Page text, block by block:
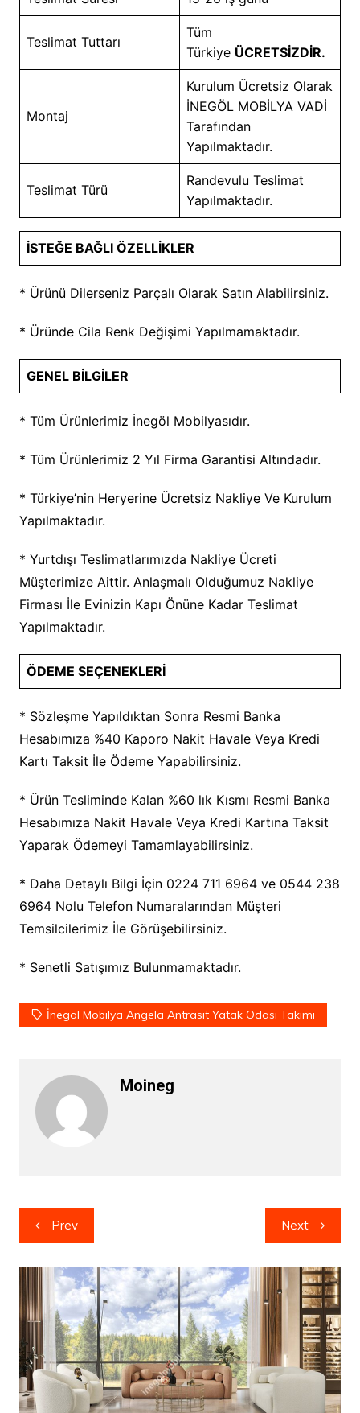
Teslimat Tuttarı
Tüm
Türkiye ÜCRETSİZDİR.
Montaj
Kurulum Ücretsiz Olarak
İNEGÖL MOBİLYA VADİ
Tarafından
Yapılmaktadır.
Teslimat Türü
Randevulu Teslimat
Yapılmaktadır.
İSTEĞE BAĞLI ÖZELLİKLER
* Ürünü Dilerseniz Parçalı Olarak Satın Alabilirsiniz.
* Üründe Cila Renk Değişimi Yapılmamaktadır.
GENEL BİLGİLER
* Tüm Ürünlerimiz İnegöl Mobilyasıdır.
* Tüm Ürünlerimiz 2 Yıl Firma Garantisi Altındadır.
* Türkiye’nin Heryerine Ücretsiz Nakliye Ve Kurulum
Yapılmaktadır.
* Yurtdışı Teslimatlarımızda Nakliye Ücreti
Müşterimize Aittir. Anlaşmalı Olduğumuz Nakliye
Firması İle Evinizin Kapı Önüne Kadar Teslimat
Yapılmaktadır.
ÖDEME SEÇENEKLERİ
* Sözleşme Yapıldıktan Sonra Resmi Banka
Hesabımıza %40 Kaporo Nakit Havale Veya Kredi
Kartı Taksit İle Ödeme Yapabilirsiniz.
* Ürün Tesliminde Kalan %60 lık Kısmı Resmi Banka
Hesabımıza Nakit Havale Veya Kredi Kartına Taksit
Yaparak Ödemeyi Tamamlayabilirsiniz.
* Daha Detaylı Bilgi İçin 0224 711 6964 ve 0544 238
6964 Nolu Telefon Numaralarından Müşteri
Temsilcilerimiz İle Görüşebilirsiniz.
* Senetli Satışımız Bulunmamaktadır.
İnegöl Mobilya Angela Antrasit Yatak Odası Takımı
Moineg
Yazı
gezinmesi
Prev Next